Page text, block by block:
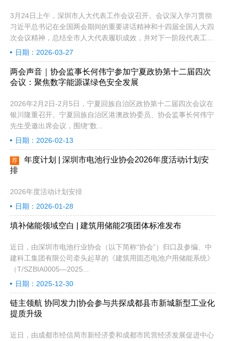
3月24日上午，深圳市人大代表工作会议召开。会议深入学习贯彻
习近平总书记在全国两会期间的重要讲话精神和十四届全国人大四
次会议精神，总结全市人大代表履职成效，并对下一阶段代表工作
进行部署推进。 深圳市绿色产业联系点召集人、市人大代表、协
会创会会长陈寿，深圳市新能源产业发展联系点驻点宝安区人大代
表、协会常务副会长、欣旺达副总裁兼CSO梁锐，深圳市新能源产
业发展联系点驻点宝安区人大代表、协会副会长、智慧动锂董事长
日期：2026-03-27
两会声音｜协会监事长何伟宁参加宁夏政协第十二届四次
会议：聚焦数字能源谋绿色安全发展
2026年2月2日-2月5日，宁夏回族自治区政协第十二届四次会议在
银川隆重召开。宁夏回族自治区港澳政协委员、协会监事长何伟宁
先生受邀出席会议，围绕“数...
日期：2026-02-13
荐
年度计划 | 深圳市电池行业协会2026年度活动计划安
排
2026年度活动计划安排
日期：2026-01-28
填补储能领域空白 | 建筑用储能2项团体标准发布
近日，由深圳市电池行业协会（以下简称“协会”）归口及参编、中
建科工集团有限公司牵头起草的《建筑用固态电池户用储能系统》
（T/SZBIA0005—2025...
日期：2025-12-30
链主领航 协同发力|协会参与共探成都县市新城新型工业化
提质升级
近日，由成都市经信局市新经济委和成都市民营经济发展促进中心